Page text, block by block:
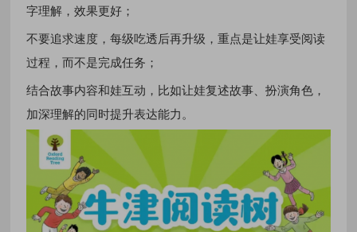
字理解，效果更好；
不要追求速度，每级吃透后再升级，重点是让娃享受阅读
过程，而不是完成任务；
结合故事内容和娃互动，比如让娃复述故事、扮演角色，
加深理解的同时提升表达能力。